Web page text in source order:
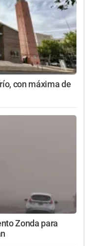
con máxima de
Zonda para